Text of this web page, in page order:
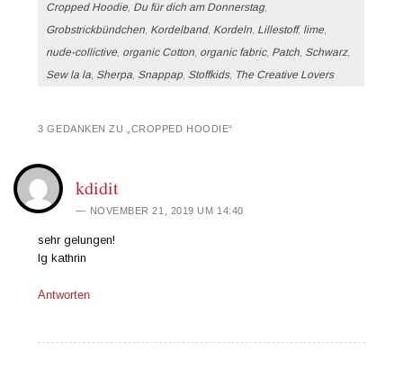
Cropped Hoodie, Du für dich am Donnerstag,
Grobstrickbündchen, Kordelband, Kordeln, Lillestoff, lime,
nude-collictive, organic Cotton, organic fabric, Patch, Schwarz,
Sew la la, Sherpa, Snappap, Stoffkids, The Creative Lovers
3 GEDANKEN ZU „ CROPPED HOODIE“
kdidit
NOVEMBER 21, 2019 UM 14:40
sehr gelungen!
lg kathrin
Antworten